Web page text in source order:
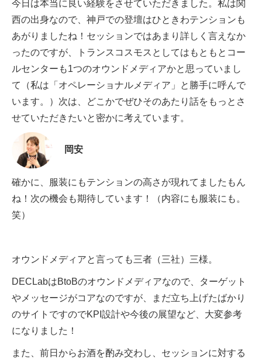
今日は本当に良い経験をさせていただきました。私は関
西の出身なので、神戸での登壇はひときわテンションも
あがりましたね！セッションではあまり詳しく言えなか
ったのですが、トランスコスモスとしてはもともとコー
ルセンターも1つのオウンドメディアかと思っていまし
て（私は「オペレーショナルメディア」と勝手に呼んで
います。）次は、どこかでぜひそのあたり話をもっとさ
せていただきたいと密かに考えています。
岡安
確かに、服装にもテンションの高さが現れてましたもん
ね！次の機会も期待しています！（内容にも服装にも。
笑）
オウンドメディアと言っても三者（三社）三様。
DECLabはBtoBのオウンドメディアなので、ターゲット
やメッセージがコアなのですが、まだ立ち上げたばかり
のサイトですのでKPI設計や今後の展望など、大変参考
になりました！
また、前日からお酒を酌み交わし、セッションに対する